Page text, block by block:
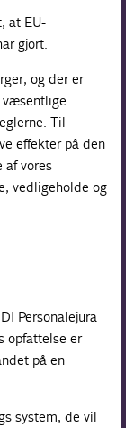
at EU-
gjort.
og der er
Til
effekter på den
af vores
vedligeholde og
Personalejura
opfattelse er
på en
system, de vil